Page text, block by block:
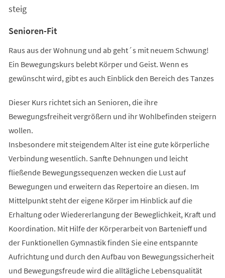
steig
Senioren-Fit
Raus aus der Wohnung und ab geht´s mit neuem Schwung!
Ein Bewegungskurs belebt Körper und Geist. Wenn es
gewünscht wird, gibt es auch Einblick den Bereich des Tanzes
Dieser Kurs richtet sich an Senioren, die ihre
Bewegungsfreiheit vergrößern und ihr Wohlbefinden steigern
wollen.
Insbesondere mit steigendem Alter ist eine gute körperliche
Verbindung wesentlich. Sanfte Dehnungen und leicht
fließende Bewegungssequenzen wecken die Lust auf
Bewegungen und erweitern das Repertoire an diesen. Im
Mittelpunkt steht der eigene Körper im Hinblick auf die
Erhaltung oder Wiedererlangung der Beweglichkeit, Kraft und
Koordination. Mit Hilfe der Körperarbeit von Bartenieff und
der Funktionellen Gymnastik finden Sie eine entspannte
Aufrichtung und durch den Aufbau von Bewegungssicherheit
und Bewegungsfreude wird die alltägliche Lebensqualität